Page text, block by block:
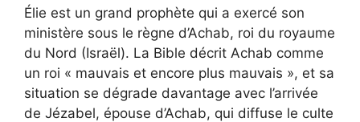
Élie est un grand prophète qui a exercé son
ministère sous le règne d’Achab, roi du royaume
du Nord (Israël). La Bible décrit Achab comme
un roi « mauvais et encore plus mauvais », et sa
situation se dégrade davantage avec l’arrivée
de Jézabel, épouse d’Achab, qui diffuse le culte